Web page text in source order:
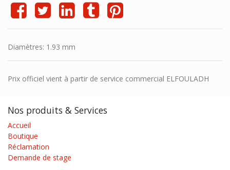
Diamètres: 1.93 mm
Prix officiel vient à partir de service commercial ELFOULADH
Nos produits & Services
Accueil
Boutique
Réclamation
Demande de stage